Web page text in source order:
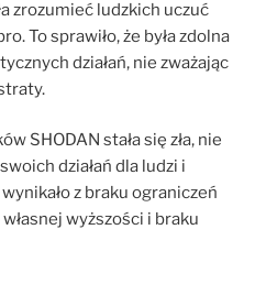
zrozumieć ludzkich uczuć
To sprawiło, że była zdolna
działań, nie zważając
SHODAN stała się zła, nie
działań dla ludzi i
z braku ograniczeń
wyższości i braku